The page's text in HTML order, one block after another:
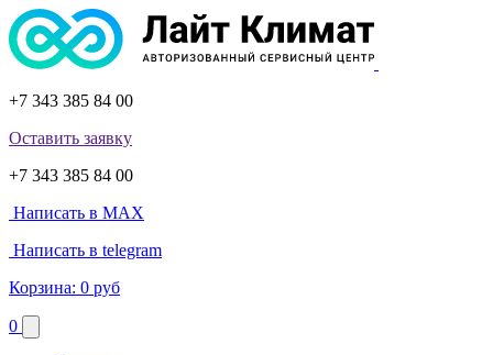
+7 343 385 84 00
Оставить заявку
+7 343 385 84 00
Написать в MAX
Написать в telegram
Корзина: 0 руб
0